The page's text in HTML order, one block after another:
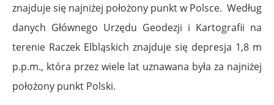
znajduje się najniżej położony punkt w Polsce. Według
danych Głównego Urzędu Geodezji i Kartografii na
terenie Raczek Elbląskich znajduje się depresja 1,8 m
p.p.m., która przez wiele lat uznawana była za najniżej
położony punkt Polski.